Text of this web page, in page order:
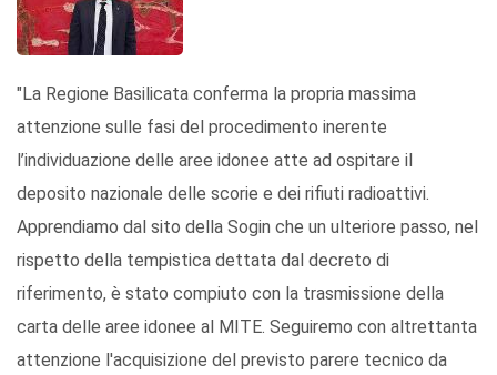
"La Regione Basilicata conferma la propria massima
attenzione sulle fasi del procedimento inerente
l’individuazione delle aree idonee atte ad ospitare il
deposito nazionale delle scorie e dei rifiuti radioattivi.
Apprendiamo dal sito della Sogin che un ulteriore passo, nel
rispetto della tempistica dettata dal decreto di
riferimento, è stato compiuto con la trasmissione della
carta delle aree idonee al MITE. Seguiremo con altrettanta
attenzione l'acquisizione del previsto parere tecnico da